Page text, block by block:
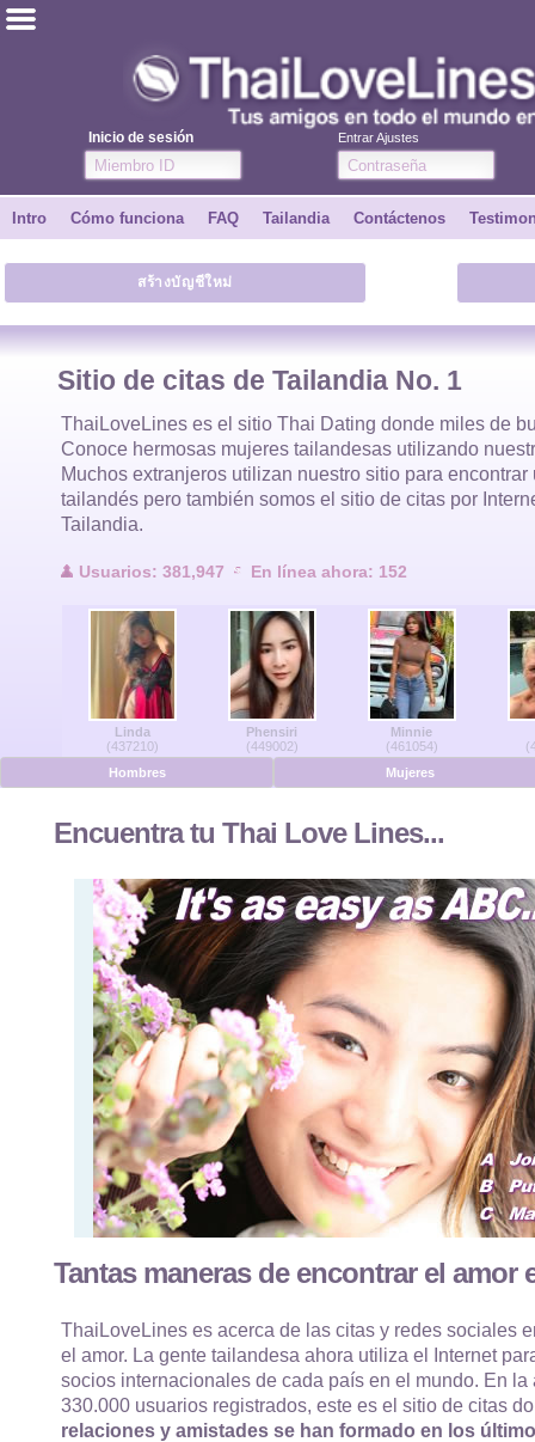
Inicio de sesión Entrar Ajustes
ไทย
Testimonios
Dile a un amigo
Intro
Contáctenos
Hombres en línea
Mujeres en línea
Español
Intro Cómo funciona FAQ Tailandia Contáctenos
สร้างบัญชีใหม่
Sitio de citas de Tailandia No. 1
ThaiLoveLines es el sitio Thai Dating donde miles de
Conoce hermosas mujeres tailandesas utilizando
Muchos extranjeros utilizan nuestro sitio para
tailandés pero también somos el sitio de citas por
Tailandia.
Usuarios: 381,947 En línea ahora: 152
Linda
(437210)
Phensiri
(449002)
Minnie
(461054)
Hombres
Mujeres
Encuentra tu Thai Love Lines...
Tantas maneras de encontrar el amor
ThaiLoveLines es acerca de las citas y redes sociales
el amor. La gente tailandesa ahora utiliza el Internet
socios internacionales de cada país en el mundo. En la
330.000 usuarios registrados, este es el sitio de citas
relaciones y amistades se han formado en los